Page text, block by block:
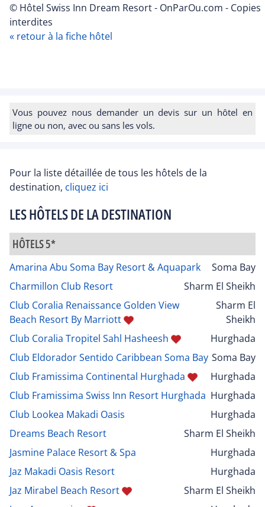
© Hôtel Swiss Inn Dream Resort - OnParOu.com - Copies
interdites
« retour à la fiche hôtel
Vous pouvez nous demander un devis sur un hôtel en
ligne ou non, avec ou sans les vols.
Pour la liste détaillée de tous les hôtels de la
destination, cliquez ici
LES HÔTELS DE LA DESTINATION
HÔTELS 5*
Amarina Abu Soma Bay Resort & Aquapark
Soma Bay
Charmillon Club Resort
Sharm El Sheikh
Club Coralia Renaissance Golden View
Beach Resort By Marriott
Sharm El
Sheikh
Club Coralia Tropitel Sahl Hasheesh
Hurghada
Club Eldorador Sentido Caribbean Soma Bay Soma Bay
Club Framissima Continental Hurghada
Hurghada
Club Framissima Swiss Inn Resort Hurghada Hurghada
Club Lookea Makadi Oasis
Hurghada
Dreams Beach Resort
Sharm El Sheikh
Jasmine Palace Resort & Spa
Hurghada
Jaz Makadi Oasis Resort
Hurghada
Jaz Mirabel Beach Resort
Sharm El Sheikh